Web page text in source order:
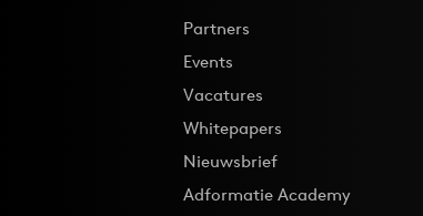
Partners
Events
Vacatures
Whitepapers
Nieuwsbrief
Adformatie Academy